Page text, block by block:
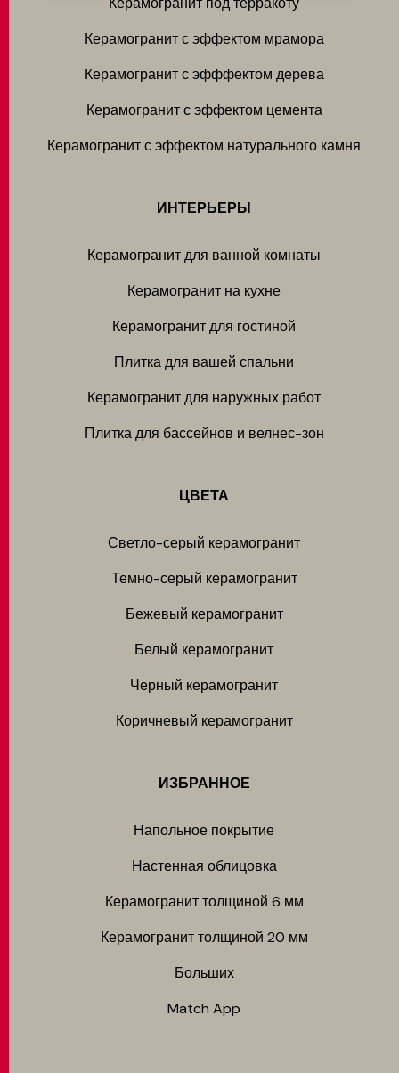
Керамогранит с эффектом мрамора
Керамогранит с эфффектом дерева
Керамогранит с эффектом цемента
Керамогранит с эффектом натурального камня
ИНТЕРЬЕРЫ
Керамогранит для ванной комнаты
Керамогранит на кухне
Керамогранит для гостиной
Плитка для вашей спальни
Керамогранит для наружных работ
Плитка для бассейнов и велнес-зон
ЦВЕТА
Светло-серый керамогранит
Темно-серый керамогранит
Бежевый керамогранит
Белый керамогранит
Черный керамогранит
Коричневый керамогранит
ИЗБРАННОЕ
Напольное покрытие
Настенная облицовка
Керамогранит толщиной 6 мм
Керамогранит толщиной 20 мм
Больших
Match App